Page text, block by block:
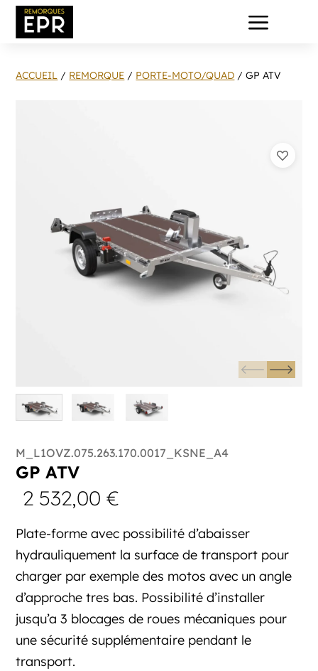
a
ACCUEIL / REMORQUE / PORTE-MOTO/QUAD / GP ATV
M_L1OVZ.075.263.170.0017_KSNE_A4
GP ATV
2 532,00€
Plate-forme avec possibilité d’abaisser
hydrauliquement la surface de transport pour
charger par exemple des motos avec un angle
d’approche tres bas. Possibilité d’installer
jusqu’a 3 blocages de roues mécaniques pour
une sécurité supplémentaire pendant le
transport.